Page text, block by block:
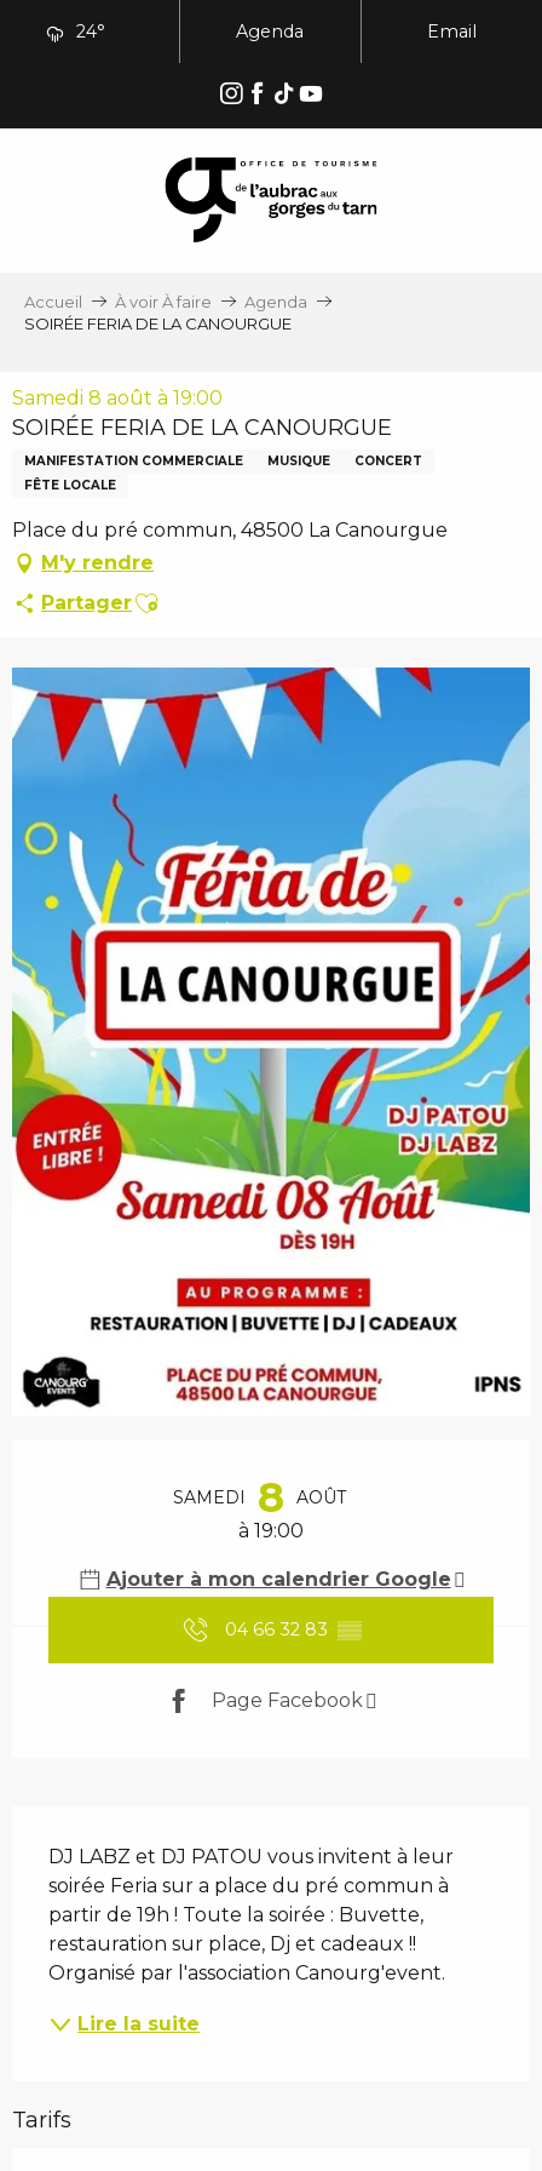
24° Agenda Email
Accueil À voir À faire
Agenda
SOIRÉE FERIA DE LA CANOURGUE
Samedi 8 août à 19:00
SOIRÉE FERIA DE LA CANOURGUE
MANIFESTATION COMMERCIALE MUSIQUE
CONCERT
FÊTE LOCALE
Place du pré commun, 48500 La Canourgue
M'y rendre
PartagerAjouter aux favoris
SAMEDI 8 AOÛT
à 19:00
Ajouter à mon calendrier Google
04 66 32 83 ▒▒
Page Facebook
DJ LABZ et DJ PATOU vous invitent à leur
soirée Feria sur a place du pré commun à
partir de 19h ! Toute la soirée : Buvette,
restauration sur place, Dj et cadeaux !!
Organisé par l'association Canourg'event.
Lire la suite
Tarifs